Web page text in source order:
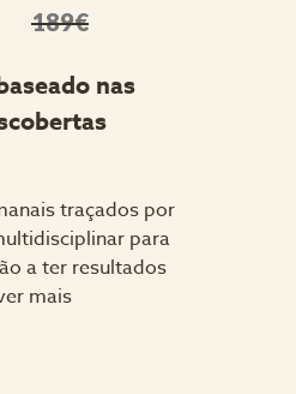
189€
nas
traçados por
para
a ter resultados
mais